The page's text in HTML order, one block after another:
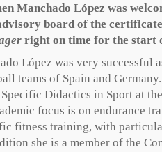
Manchado López was
board of the
right on time for the start
López was very successful
teams of Spain and
Didactics in Sport at
focus is on endurance
fitness training, with
she is a member of the